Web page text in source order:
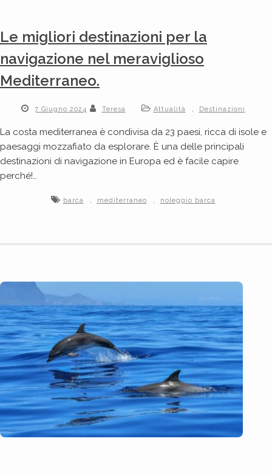
Le migliori destinazioni per la
navigazione nel meraviglioso
Mediterraneo.
7 Giugno 2024 Teresa Attualità , Destinazioni
La costa mediterranea è condivisa da 23 paesi, ricca di isole e
paesaggi mozzafiato da esplorare. È una delle principali
destinazioni di navigazione in Europa ed è facile capire
perché!…
barca , mediterraneo , noleggio barca